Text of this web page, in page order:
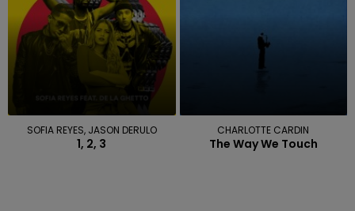
SOFIA REYES, JASON DERULO
1, 2, 3
CHARLOTTE CARDIN
The Way We Touch